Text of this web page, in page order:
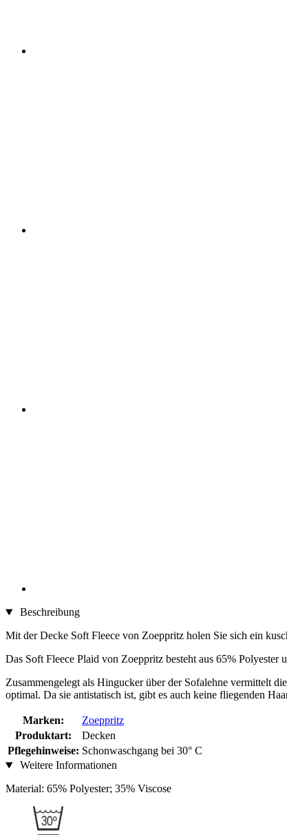
Beschreibung
Mit der Decke Soft Fleece von Zoeppritz holen Sie sich ein
Das Soft Fleece Plaid von Zoeppritz besteht aus 65%
Zusammengelegt als Hingucker über der Sofalehne vermittelt
optimal. Da sie antistatisch ist, gibt es auch keine fliegenden
Marken:
Zoeppritz
Produktart:
Decken
Pflegehinweise: Schonwaschgang bei 30° C
Weitere Informationen
Material: 65% Polyester; 35% Viscose